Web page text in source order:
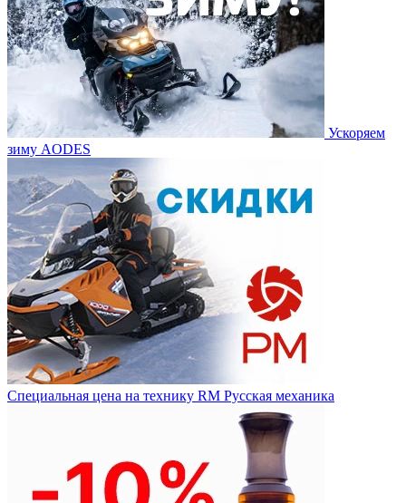
Ускоряем
зиму AODES
Специальная цена на технику RM Русская механика